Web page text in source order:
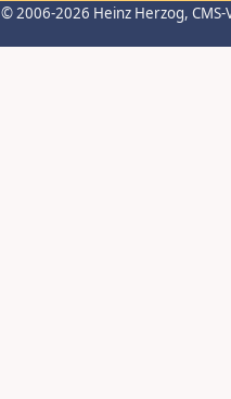
© 2006-2026 Heinz Herzog,